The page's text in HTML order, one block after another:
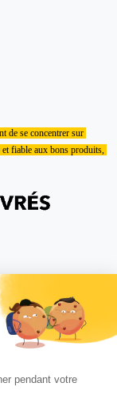
pendant votre
de se concentrer sur
fiable aux bons produits,